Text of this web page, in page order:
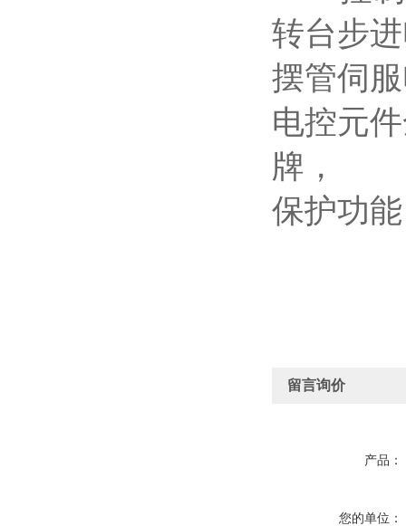
转台步
摆管伺
电控元
牌，
保护功
留言询价
产品：
您的单位：